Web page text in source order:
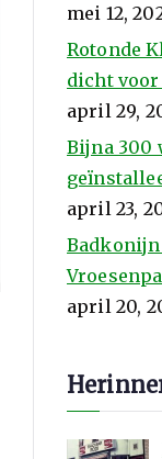
mei 12,
Rotonde
dicht
april 29,
Bijna 300
april 23,
april 20,